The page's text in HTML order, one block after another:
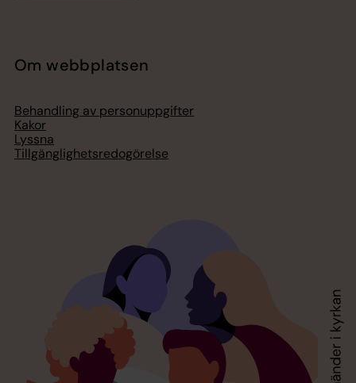
Om webbplatsen
Behandling av personuppgifter
Kakor
Lyssna
Tillgänglighetsredogörelse